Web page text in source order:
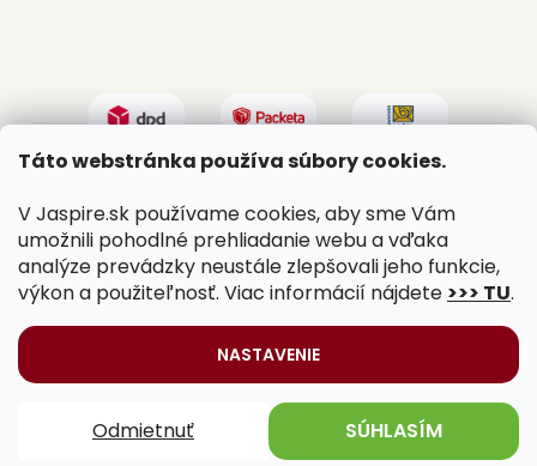
Táto webstránka používa súbory cookies.
V Jaspire.sk používame cookies, aby sme Vám
umožnili pohodlné prehliadanie webu a vďaka
analýze prevádzky neustále zlepšovali jeho funkcie,
výkon a použiteľnosť. Viac informácií nájdete >>> TU.
NASTAVENIE
Odmietnuť SÚHLASÍM
Jaspire.sk. Všetky práva vyhradené.
Upraviť nastavenie cookies